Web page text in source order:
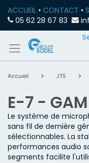
ACCUEIL • CONTACT •
05 62 28 67 83
Accueil JTS
E-7 -
Le système de
sans fil de dernière
sélectionnables. La
performances audio
segments facilite